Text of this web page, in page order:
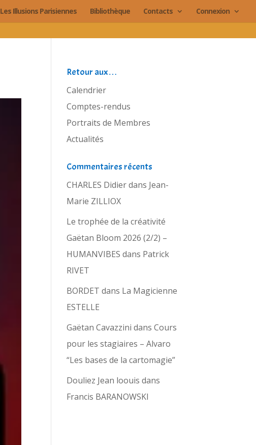
Les Illusions Parisiennes Bibliothèque Contacts Connexion
Retour aux…
Calendrier
Comptes-rendus
Portraits de Membres
Actualités
Commentaires récents
CHARLES Didierdans Jean-
Marie ZILLIOX
Le trophée de la créativité
Gaëtan Bloom 2026 (2/2) –
HUMANVIBES dans Patrick
RIVET
BORDET dans La Magicienne
ESTELLE
Gaëtan Cavazzini dans Cours
pour les stagiaires – Alvaro
“Les bases de la cartomagie”
Douliez Jean loouis dans
Francis BARANOWSKI